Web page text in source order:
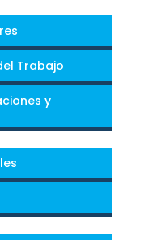
Trabajo
y